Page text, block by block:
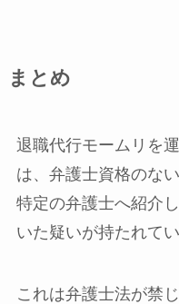
まとめ
退職代行モームリを
は、弁護士資格のな
特定の弁護士へ紹介
いた疑いが持たれてい
これは弁護士法が禁